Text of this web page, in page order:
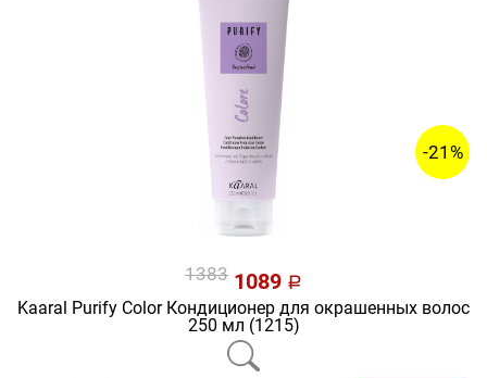
-21%
1383 1089 a
Kaaral Purify Color Кондиционер для окрашенных волос
250 мл (1215)